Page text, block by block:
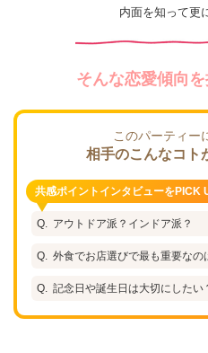
内面を知って更
そんな恋愛傾向
このパーティー
相手のこんなコト
共感ポイントインタビューをPICK
アウトドア派？インドア派？
外食でお店選びで最も重要なの
記念日や誕生日は大切にしたい